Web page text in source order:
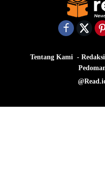
Tentang Kami Redaksi